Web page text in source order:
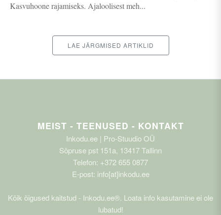
Kasvuhoone rajamiseks. Ajaloolisest meh...
LAE JÄRGMISED ARTIKLID
MEIST - TEENUSED - KONTAKT
Inkodu.ee | Pro-Stuudio OÜ
Sõpruse pst 151a, 13417 Tallinn
Telefon: +372 655 0877
E-post: info[at]inkodu.ee
Kõik õigused kaitstud - Inkodu.ee®. Loata info kasutamine ei ole
lubatud!